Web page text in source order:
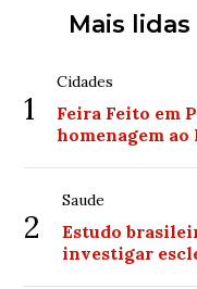
Mais lidas
1
Cidades
Feira Feito em
homenagem ao
2
Saude
Estudo
investigar